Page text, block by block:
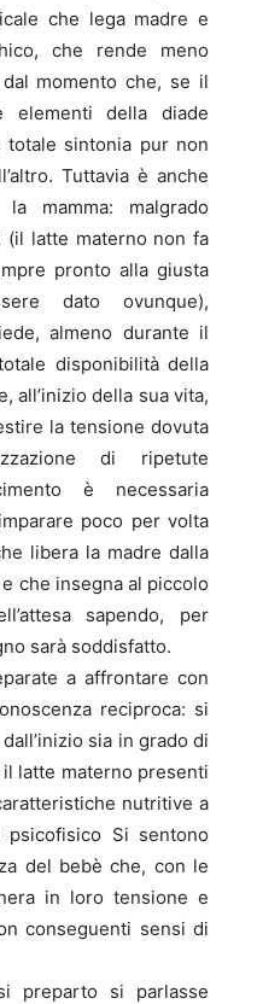
che lega madre e
che rende meno
momento che, se il
della diade
sintonia pur non
Tuttavia è anche
mamma: malgrado
(il latte materno non fa
pronto alla giusta
dato ovunque),
almeno durante il
disponibilità della
all’inizio della sua vita,
la tensione dovuta
di ripetute
è necessaria
poco per volta
libera la madre dalla
che insegna al piccolo
sapendo, per
sarà soddisfatto.
a affrontare con
reciproca: si
sia in grado di
latte materno presenti
nutritive a
Si sentono
del bebè che, con le
in loro tensione e
conseguenti sensi di
preparto si parlasse